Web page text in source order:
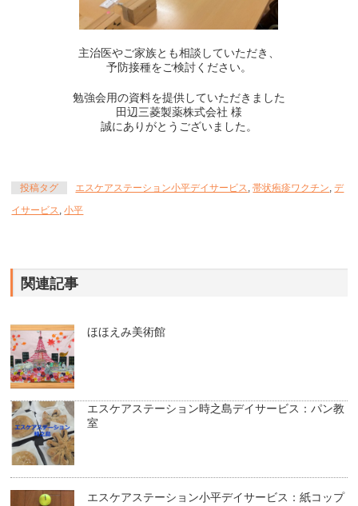
主治医やご家族とも相談していただき、
予防接種をご検討ください。
勉強会用の資料を提供していただきました
田辺三菱製薬株式会社 様
誠にありがとうございました。
投稿タグ エスケアステーション小平デイサービス,帯状疱疹ワクチン,デ
イサービス,小平
関連記事
ほほえみ美術館
エスケアステーション時之島デイサービス：パン教
室
エスケアステーション小平デイサービス：紙コップ